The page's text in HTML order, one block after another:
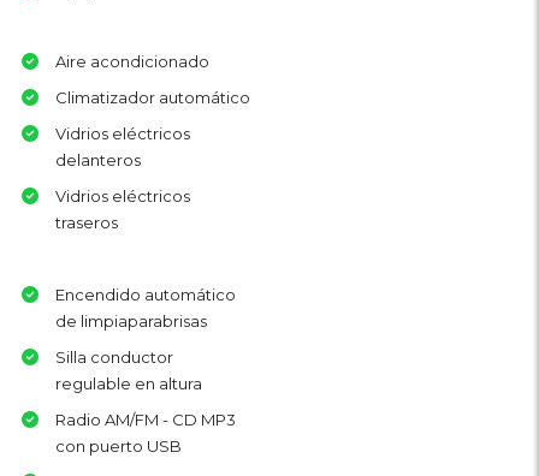
Aire acondicionado
Climatizador automático
Vidrios eléctricos
delanteros
Vidrios eléctricos
traseros
Encendido automático
de limpiaparabrisas
Silla conductor
regulable en altura
Radio AM/FM - CD MP3
con puerto USB